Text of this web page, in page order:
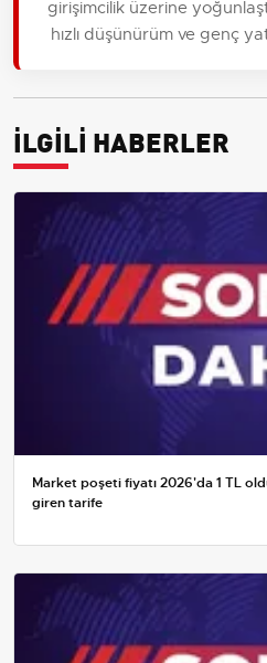
girişimcilik üzerine
hızlı düşünürüm ve genç
İLGİLİ HABERLER
Market poşeti fiyatı 2026'da 1 TL
giren tarife